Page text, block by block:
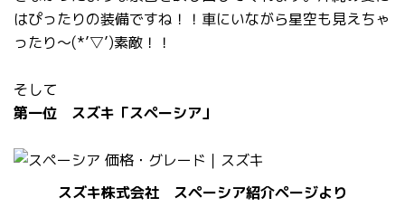
はぴったりの装備ですね！！車にいながら星空も見えちゃ
ったり～(*’▽’)素敵！！
そして
第一位 スズキ「スペーシア」
スズキ株式会社 スペーシア紹介ページより